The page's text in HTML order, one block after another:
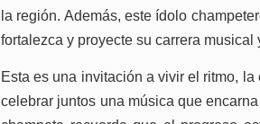
la región. Además, este ídolo
fortalezca y proyecte su carrera
Esta es una invitación a vivir el ritmo,
celebrar juntos una música que